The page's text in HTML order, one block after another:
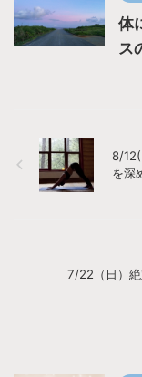
体
ス
8/
を深
7/22（日）